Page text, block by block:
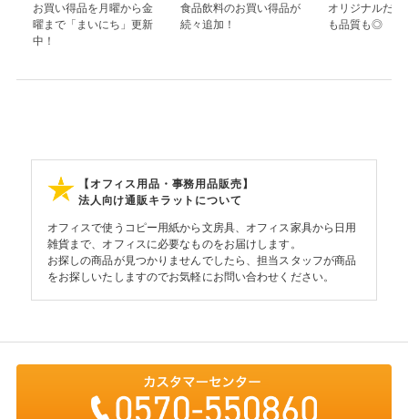
お買い得品を月曜から金
曜まで「まいにち」更新
中！
食品飲料のお買い得品が
続々追加！
オリジナルだか
も品質も◎
【オフィス用品・事務用品販売】
法人向け通販キラットについて
オフィスで使うコピー用紙から文房具、オフィス家具から日用
雑貨まで、オフィスに必要なものをお届けします。
お探しの商品が見つかりませんでしたら、担当スタッフが商品
をお探しいたしますのでお気軽にお問い合わせください。